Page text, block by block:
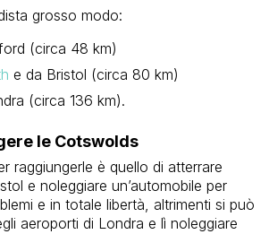
grosso modo:
(circa 48 km)
e da Bristol (circa 80 km)
(circa 136 km).
le Cotswolds
raggiungerle è quello di atterrare
e noleggiare un’automobile per
e in totale libertà, altrimenti si può
aeroporti di Londra e lì noleggiare